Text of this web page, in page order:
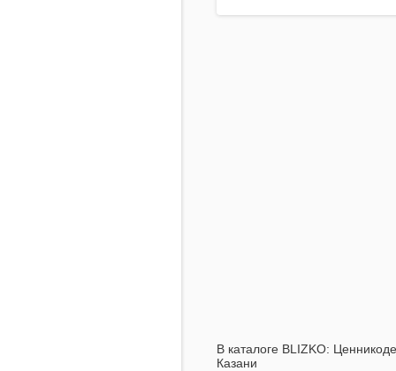
В каталоге BLIZKO:
Казани